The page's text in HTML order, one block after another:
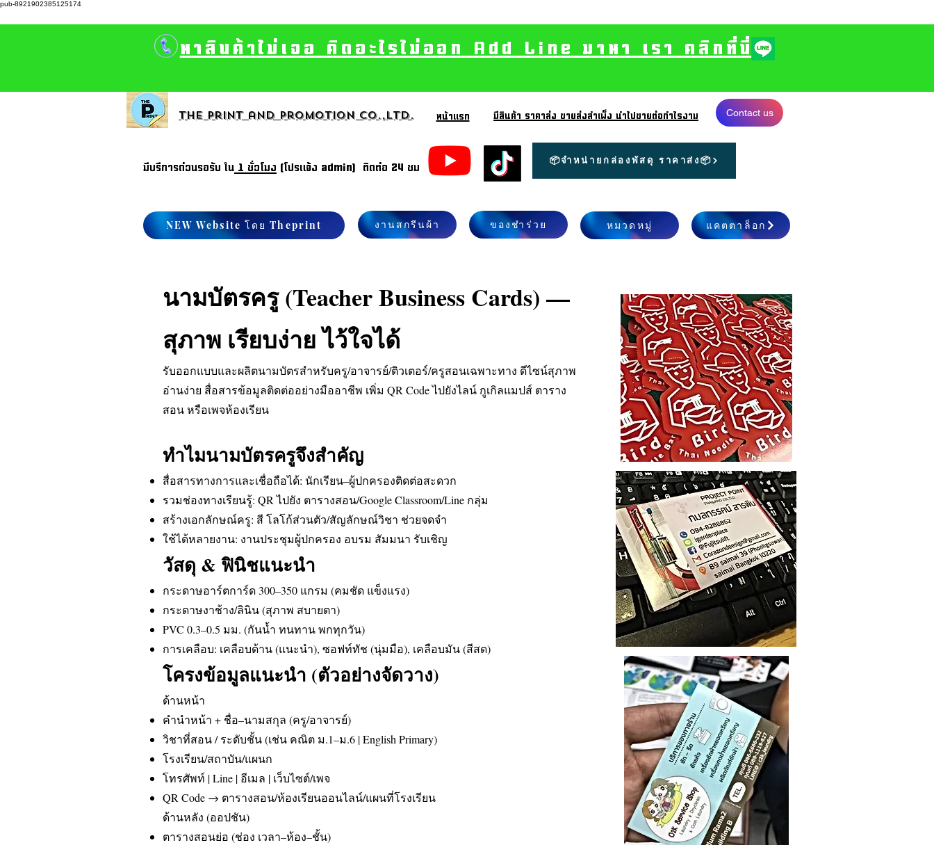
pub-8921902385125174
หาสินค้าไม่เจอ คิดอะไรไม่ออก Add Line มาหา เรา คลิกที่นี่
The print and promotion CO.,Ltd. หน้าแรก มีสินค้า ราคาส่ง ขายส่งสำเพ็ง นำไปขายต่อกำไรงาม Contact us
มีบรีการด่วนรอรับ ใน 1 ชั่วโมง (โปรแจ้ง admin) ติดต่อ 24 ชม
📦จำหน่ายกล่องพัสดุ ราคาส่ง📦
NEW Website โดย Theprint งานสกรีนผ้า ของชำร่วย หมวดหมู่ แคตตาล็อก
นามบัตรครู (Teacher Business Cards) —
สุภาพ เรียบง่าย ไว้ใจได้
รับออกแบบและผลิตนามบัตรสำหรับครู/อาจารย์/ติวเตอร์/ครูสอนเฉพาะทาง ดีไซน์สุภาพ
อ่านง่าย สื่อสารข้อมูลติดต่ออย่างมืออาชีพ เพิ่ม QR Code ไปยังไลน์ กูเกิลแมปส์ ตาราง
สอน หรือเพจห้องเรียน
ทำไมนามบัตรครูจึงสำคัญ
สื่อสารทางการและเชื่อถือได้: นักเรียน–ผู้ปกครองติดต่อสะดวก
รวมช่องทางเรียนรู้: QR ไปยัง ตารางสอน/Google Classroom/Line กลุ่ม
สร้างเอกลักษณ์ครู: สี โลโก้ส่วนตัว/สัญลักษณ์วิชา ช่วยจดจำ
ใช้ได้หลายงาน: งานประชุมผู้ปกครอง อบรม สัมมนา รับเชิญ
วัสดุ & ฟินิชแนะนำ
กระดาษอาร์ตการ์ด 300–350 แกรม (คมชัด แข็งแรง)
กระดาษงาช้าง/ลินิน (สุภาพ สบายตา)
PVC 0.3–0.5 มม. (กันน้ำ ทนทาน พกทุกวัน)
การเคลือบ: เคลือบด้าน (แนะนำ), ซอฟท์ทัช (นุ่มมือ), เคลือบมัน (สีสด)
โครงข้อมูลแนะนำ (ตัวอย่างจัดวาง)
ด้านหน้า
คำนำหน้า + ชื่อ–นามสกุล (ครู/อาจารย์)
วิชาที่สอน / ระดับชั้น (เช่น คณิต ม.1–ม.6 | English Primary)
โรงเรียน/สถาบัน/แผนก
โทรศัพท์ | Line | อีเมล | เว็บไซต์/เพจ
QR Code → ตารางสอน/ห้องเรียนออนไลน์/แผนที่โรงเรียน
ด้านหลัง (ออปชัน)
ตารางสอนย่อ (ช่อง เวลา–ห้อง–ชั้น)